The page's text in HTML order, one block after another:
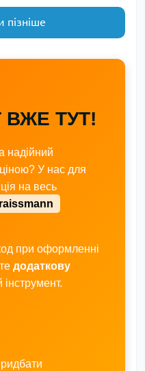
пізніше
ВЖЕ ТУТ!
надійний
У нас для
на весь
при оформленні
додаткову
інструмент.